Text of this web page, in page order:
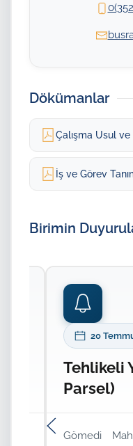
Dökümanlar
Çalışma Usul ve
İş ve Görev
Birimin
20 Temmuz
Tehlikeli
Parsel)
Gömedi